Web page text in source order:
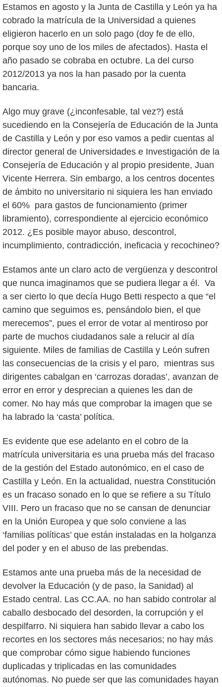
Estamos en agosto y la Junta de Castilla y León ya ha
cobrado la matrícula de la Universidad a quienes
eligieron hacerlo en un solo pago (doy fe de ello,
porque soy uno de los miles de afectados). Hasta el
año pasado se cobraba en octubre. La del curso
2012/2013 ya nos la han pasado por la cuenta
bancaria.
Algo muy grave (¿inconfesable, tal vez?) está
sucediendo en la Consejería de Educación de la Junta
de Castilla y León y por eso vamos a pedir cuentas al
director general de Universidades e Investigación de la
Consejería de Educación y al propio presidente, Juan
Vicente Herrera. Sin embargo, a los centros docentes
de ámbito no universitario ni siquiera les han enviado
el 60% para gastos de funcionamiento (primer
libramiento), correspondiente al ejercicio económico
2012. ¿Es posible mayor abuso, descontrol,
incumplimiento, contradicción, ineficacia y recochineo?
Estamos ante un claro acto de vergüenza y descontrol
que nunca imaginamos que se pudiera llegar a él. Va
a ser cierto lo que decía Hugo Betti respecto a que “el
camino que seguimos es, pensándolo bien, el que
merecemos”, pues el error de votar al mentiroso por
parte de muchos ciudadanos sale a relucir al día
siguiente. Miles de familias de Castilla y León sufren
las consecuencias de la crisis y el paro, mientras sus
dirigentes cabalgan en ‘carrozas doradas’, avanzan de
error en error y desprecian a quienes les dan de
comer. No hay más que comprobar la imagen que se
ha labrado la ‘casta’ política.
Es evidente que ese adelanto en el cobro de la
matrícula universitaria es una prueba más del fracaso
de la gestión del Estado autonómico, en el caso de
Castilla y León. En la actualidad, nuestra Constitución
es un fracaso sonado en lo que se refiere a su Título
VIII. Pero un fracaso que no se cansan de denunciar
en la Unión Europea y que solo conviene a las
‘familias políticas’ que están instaladas en la holganza
del poder y en el abuso de las prebendas.
Estamos ante una prueba más de la necesidad de
devolver la Educación (y de paso, la Sanidad) al
Estado central. Las CC.AA. no han sabido controlar al
caballo desbocado del desorden, la corrupción y el
despilfarro. Ni siquiera han sabido llevar a cabo los
recortes en los sectores más necesarios; no hay más
que comprobar cómo sigue habiendo funciones
duplicadas y triplicadas en las comunidades
autónomas. No puede ser que las comunidades hayan